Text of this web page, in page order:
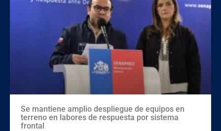
Se mantiene amplio despliegue de equipos en
terreno en labores de respuesta por sistema
frontal